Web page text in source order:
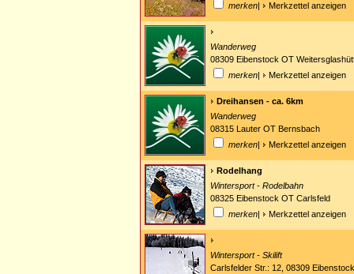
merken| Merkzettel anzeigen
Wanderweg
08309 Eibenstock OT
merken| Merkzettel anzeigen
Dreihansen - ca. 6km
Wanderweg
08315 Lauter OT Bernsbach
merken| Merkzettel anzeigen
Rodelhang
Wintersport - Rodelbahn
08325 Eibenstock OT Carlsfeld
merken| Merkzettel anzeigen
Wintersport - Skilift
Carlsfelder Str.: 12, 08309